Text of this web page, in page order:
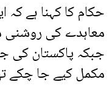
حکام کا کہنا ہے کہ
معاہدے کی
جبکہ پاکستان کی
مکمل کیے جا چکے